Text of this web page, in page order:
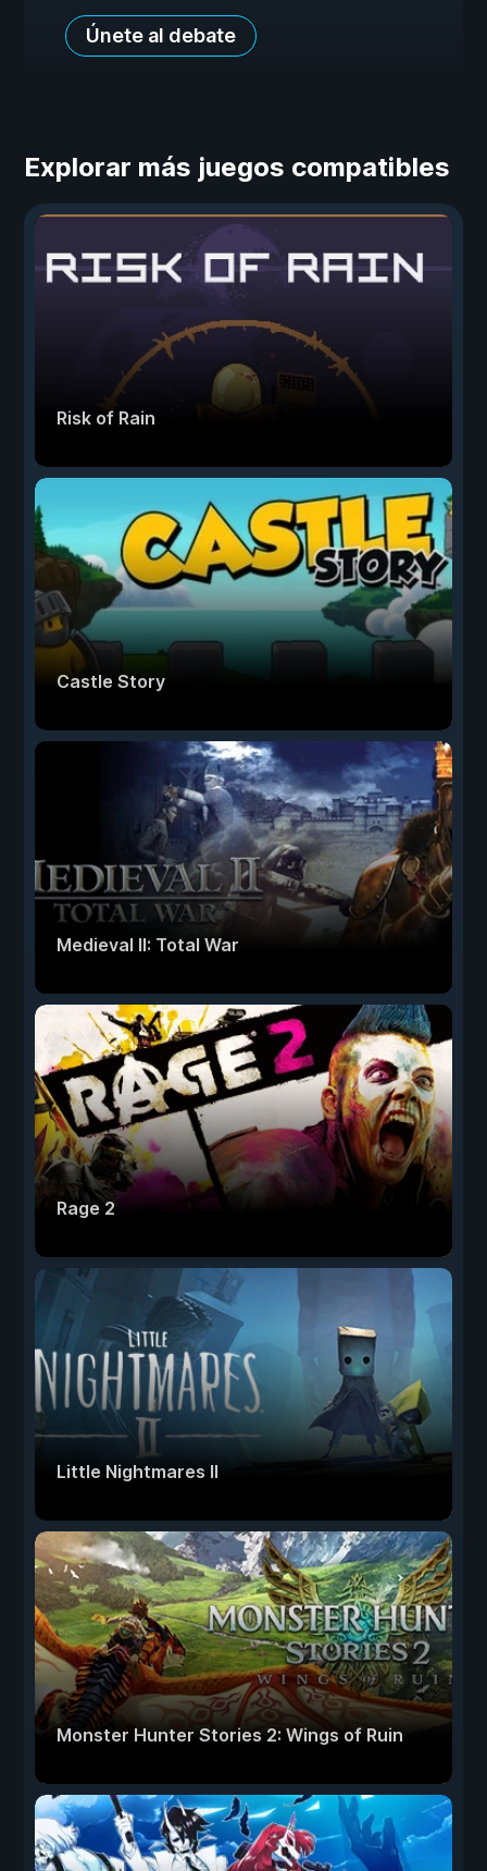
Únete al debate
Explorar más juegos compatibles
Risk of Rain
Castle Story
Medieval II: Total War
Rage 2
Little Nightmares II
Monster Hunter Stories 2: Wings of Ruin